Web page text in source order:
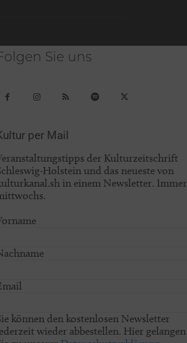
Sie uns
per Mail
der Kulturzeitschrift
Holstein und das neueste von
in einem Newsletter. Immer
können den kostenlosen Newsletter
wieder abbestellen. Hier gelangen